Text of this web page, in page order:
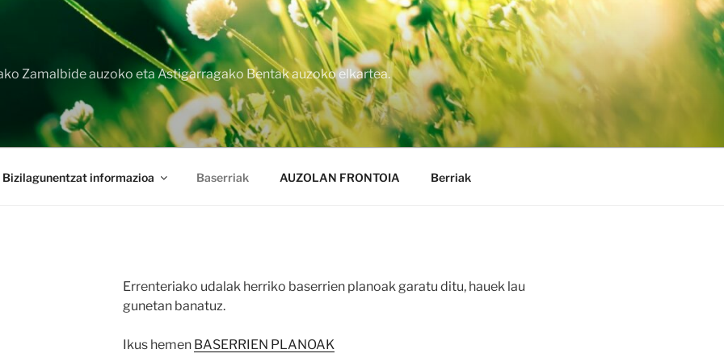
Zamalbide auzoko eta Astigarragako Bentak auzoko elkartea.
Bizilagunentzat informazioa Baserriak AUZOLAN FRONTOIA Berriak
Errenteriako udalak herriko baserrien planoak garatu ditu, hauek lau
gunetan banatuz.
Ikus hemen BASERRIEN PLANOAK